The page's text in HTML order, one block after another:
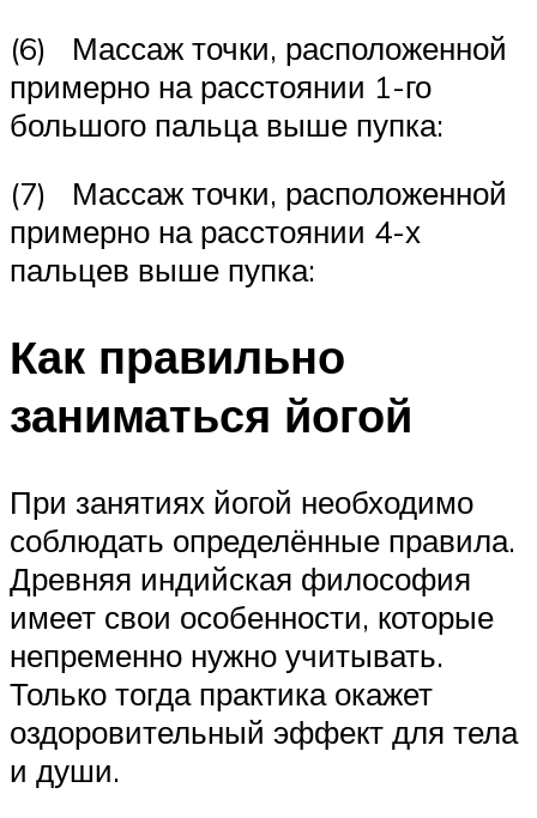
(6) Массаж точки, расположенной
примерно на расстоянии 1-го
большого пальца выше пупка:
(7) Массаж точки, расположенной
примерно на расстоянии 4-х
пальцев выше пупка:
Как правильно
заниматься йогой
При занятиях йогой необходимо
соблюдать определённые правила.
Древняя индийская философия
имеет свои особенности, которые
непременно нужно учитывать.
Только тогда практика окажет
оздоровительный эффект для тела
и души.